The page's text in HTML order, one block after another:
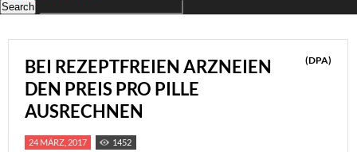
BEI REZEPTFREIEN ARZNEIEN
DEN PREIS PRO PILLE
AUSRECHNEN
(DPA)
24 MÄRZ, 2017 1452